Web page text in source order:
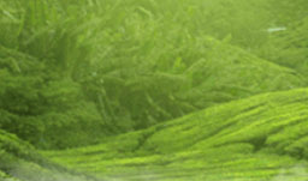
首頁 聯絡我們